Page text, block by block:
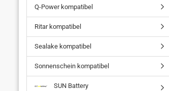
Q-Power kompatibel
Ritar kompatibel
Sealake kompatibel
Sonnenschein kompatibel
SUN Battery